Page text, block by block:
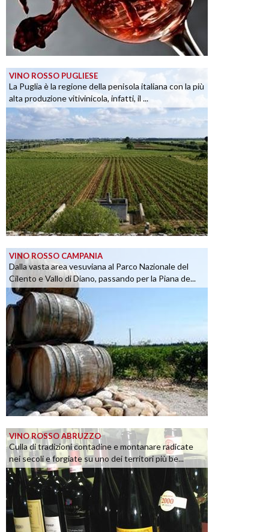
VINO ROSSO PUGLIESE
La Puglia è la regione della penisola italiana con la più
alta produzione vitivinicola, infatti, il ...
VINO ROSSO CAMPANIA
Dalla vasta area vesuviana al Parco Nazionale del
Cilento e Vallo di Diano, passando per la Piana de...
VINO ROSSO ABRUZZO
Culla di tradizioni contadine e montanare radicate
nei secoli e forgiate su uno dei territori più be...